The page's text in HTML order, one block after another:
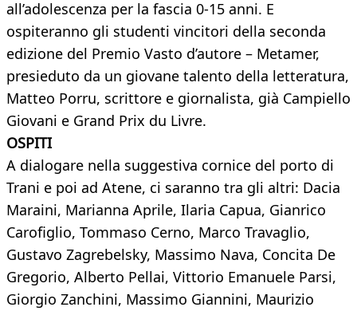
all’adolescenza per la fascia 0-15 anni. E
ospiteranno gli studenti vincitori della seconda
edizione del Premio Vasto d’autore – Metamer,
presieduto da un giovane talento della letteratura,
Matteo Porru, scrittore e giornalista, già Campiello
Giovani e Grand Prix du Livre.
OSPITI
A dialogare nella suggestiva cornice del porto di
Trani e poi ad Atene, ci saranno tra gli altri: Dacia
Maraini, Marianna Aprile, Ilaria Capua, Gianrico
Carofiglio, Tommaso Cerno, Marco Travaglio,
Gustavo Zagrebelsky, Massimo Nava, Concita De
Gregorio, Alberto Pellai, Vittorio Emanuele Parsi,
Giorgio Zanchini, Massimo Giannini, Maurizio